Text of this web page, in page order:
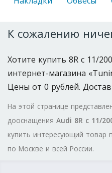
К сожалению
Хотите купить 8R с 11/
интернет-магазина
Цены от 0 рублей.
На этой странице
дооснащения Audi 8R с 11/
купить интересующий товар
по Москве и всей России.